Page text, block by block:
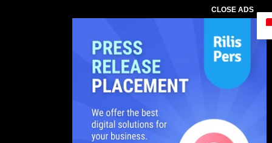
CLOSE ADS